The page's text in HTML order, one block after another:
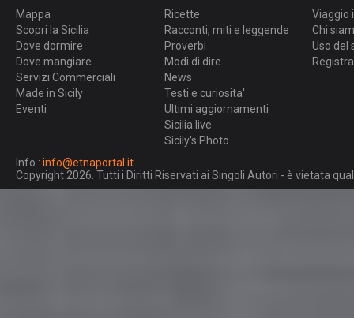
Mappa
Scopri la Sicilia
Dove dormire
Dove mangiare
Servizi Commerciali
Made in Sicily
Eventi
Ricette
Racconti, miti e leggende
Proverbi
Modi di dire
News
Testi e curiosita'
Ultimi aggiornamenti
Sicilia live
Sicily's Photo
Viaggio
Chi
Uso del
Info : info@etnaportal.it
Copyright 2026. Tutti i Diritti Riservati ai Singoli Autori - è vietata